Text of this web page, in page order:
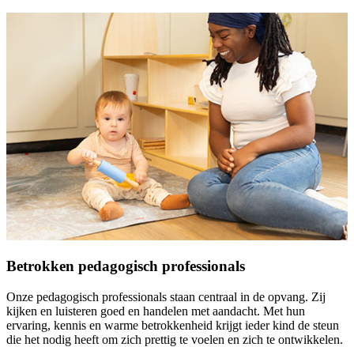
Betrokken pedagogisch professionals
Onze pedagogisch professionals staan centraal in de opvang. Zij
kijken en luisteren goed en handelen met aandacht. Met hun
ervaring, kennis en warme betrokkenheid krijgt ieder kind de steun
die het nodig heeft om zich prettig te voelen en zich te ontwikkelen.